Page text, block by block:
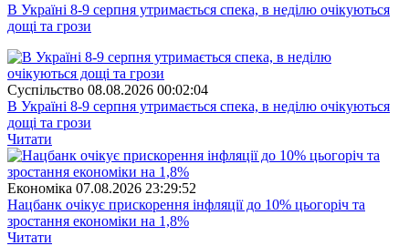
В Україні 8-9 серпня утримається спека, в неділю очікуються
дощі та грози
Суспiльство 08.08.2026 00:02:04
В Україні 8-9 серпня утримається спека, в неділю очікуються
дощі та грози
Читати
Економіка 07.08.2026 23:29:52
Нацбанк очікує прискорення інфляції до 10% цьогоріч та
зростання економіки на 1,8%
Читати